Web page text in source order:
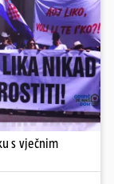
s vječnim